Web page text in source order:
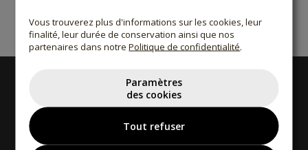
Vous trouverez plus d'informations sur les cookies, leur
finalité, leur durée de conservation ainsi que nos
partenaires dans notrePolitique de confidentialité.
Paramètres
des cookies
Tout refuser